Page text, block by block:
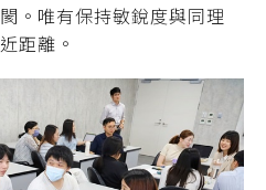
。唯有保持敏銳度與同理
距離。